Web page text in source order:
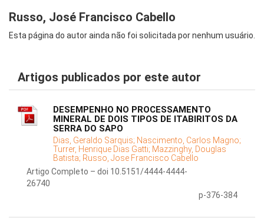
Russo, José Francisco Cabello
Esta página do autor ainda não foi solicitada por nenhum usuário.
Artigos publicados por este autor
DESEMPENHO NO PROCESSAMENTO
MINERAL DE DOIS TIPOS DE ITABIRITOS DA
SERRA DO SAPO
Dias, Geraldo Sarquis; Nascimento, Carlos Magno;
Turrer, Henrique Dias Gatti; Mazzinghy, Douglas
Batista; Russo, Jose Francisco Cabello
Artigo Completo – doi 10.5151/4444-4444-
26740
p-376-384